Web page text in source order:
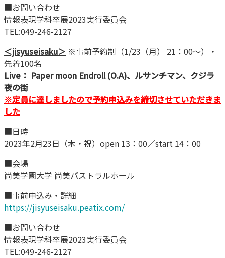
■お問い合わせ
情報表現学科卒展2023実行委員会
TEL:049-246-2127
＜jisyuseisaku＞ ※事前予約制（1/23（月） 21：00～）・
先着100名
Live： Paper moon Endroll (O.A)、ルサンチマン、クジラ
夜の街
※定員に達しましたので予約申込みを締切させていただきま
した
■日時
2023年2月23日（木・祝）open 13：00／start 14：00
■会場
尚美学園大学 尚美パストラルホール
■事前申込み・詳細
https://jisyuseisaku.peatix.com/
■お問い合わせ
情報表現学科卒展2023実行委員会
TEL:049-246-2127